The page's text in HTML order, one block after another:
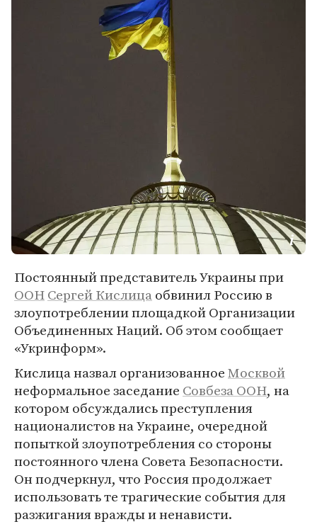
Постоянный представитель Украины при
ООНСергей Кислицаобвинил Россию в
злоупотреблении площадкой Организации
Объединенных Наций. Об этом сообщает
«Укринформ».
Кислица назвал организованноеМосквой
неформальное заседание Совбеза ООН, на
котором обсуждались преступления
националистов на Украине, очередной
попыткой злоупотребления со стороны
постоянного члена Совета Безопасности.
Он подчеркнул, что Россия продолжает
использовать те трагические события для
разжигания вражды и ненависти.